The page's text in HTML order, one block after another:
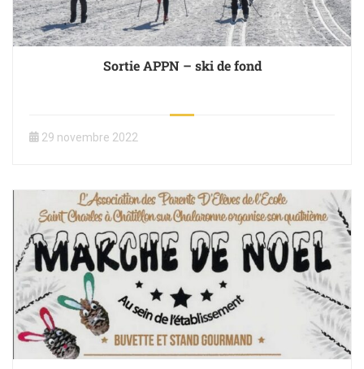
Sortie APPN – ski de fond
29 novembre 2022